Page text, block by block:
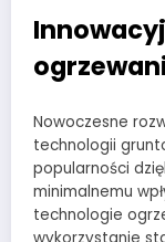
Nowoczesne
technologii
popularności
minimalnemu
technologie
wykorzystanie